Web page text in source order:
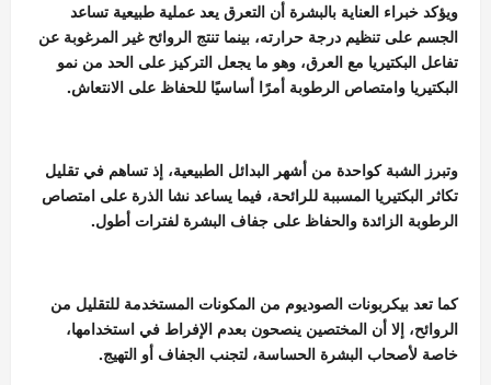
ويؤكد خبراء العناية بالبشرة أن التعرق يعد عملية طبيعية تساعد
الجسم على تنظيم درجة حرارته، بينما تنتج الروائح غير المرغوبة عن
تفاعل البكتيريا مع العرق، وهو ما يجعل التركيز على الحد من نمو
البكتيريا وامتصاص الرطوبة أمرًا أساسيًا للحفاظ على الانتعاش.
وتبرز الشبة كواحدة من أشهر البدائل الطبيعية، إذ تساهم في تقليل
تكاثر البكتيريا المسببة للرائحة، فيما يساعد نشا الذرة على امتصاص
الرطوبة الزائدة والحفاظ على جفاف البشرة لفترات أطول.
كما تعد بيكربونات الصوديوم من المكونات المستخدمة للتقليل من
الروائح، إلا أن المختصين ينصحون بعدم الإفراط في استخدامها،
خاصة لأصحاب البشرة الحساسة، لتجنب الجفاف أو التهيج.